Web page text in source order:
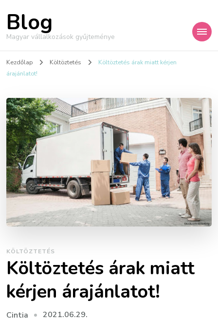
Blog
Magyar vállalkozások gyűjteménye
Kezdőlap Költöztetés
Költöztetés árak miatt kérjen
árajánlatot!
KÖLTÖZTETÉS
Költöztetés árak miatt
kérjen árajánlatot!
Cintia 2021.06.29.